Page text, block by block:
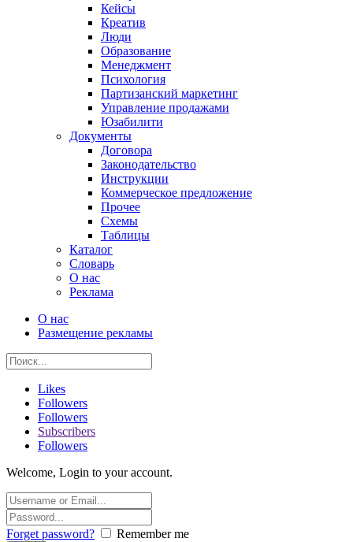
Кейсы
Креатив
Люди
Образование
Менеджмент
Психология
Партизанский маркетинг
Управление продажами
Юзабилити
Документы
Договора
Законодательство
Инструкции
Коммерческое предложение
Прочее
Схемы
Таблицы
Каталог
Словарь
О нас
Реклама
О нас
Размещение рекламы
Likes
Followers
Followers
Subscribers
Followers
Welcome, Login to your account.
Forget password? Remember me